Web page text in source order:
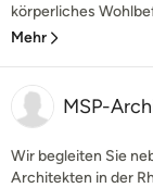
körperliches
Mehr
MSP-
Wir begleiten Sie
Architekten in der